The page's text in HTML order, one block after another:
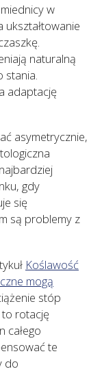
w
ukształtowanie
naturalną
stania.
adaptację
asymetrycznie,
gdy
się
są problemy z
Koślawość
mogą
stóp
rotację
całego
te
do